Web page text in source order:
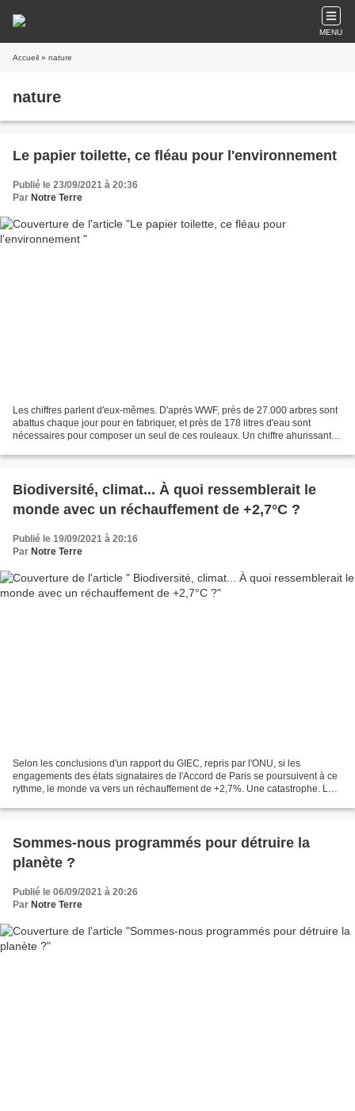
MENU
Accueil » nature
nature
Le papier toilette, ce fléau pour l'environnement
Publié le 23/09/2021 à 20:36
Par Notre Terre
Les chiffres parlent d'eux-mêmes. D'après WWF, près de 27.000 arbres sont
abattus chaque jour pour en fabriquer, et près de 178 litres d'eau sont
nécessaires pour composer un seul de ces rouleaux. Un chiffre ahurissant,
Biodiversité, climat... À quoi ressemblerait le
monde avec un réchauffement de +2,7°C ?
Publié le 19/09/2021 à 20:16
Par Notre Terre
Selon les conclusions d'un rapport du GIEC, repris par l'ONU, si les
engagements des états signataires de l'Accord de Paris se poursuivent à ce
rythme, le monde va vers un réchauffement de +2,7%. Une catastrophe. Le
Sommes-nous programmés pour détruire la
planète ?
Publié le 06/09/2021 à 20:26
Par Notre Terre